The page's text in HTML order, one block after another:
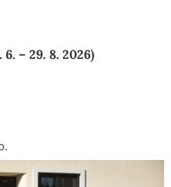
– 29. 8. 2026)